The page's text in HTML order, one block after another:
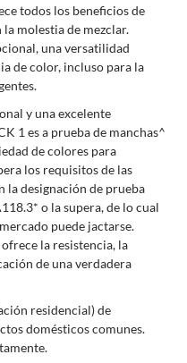
todos los beneficios de
la molestia de mezclar.
una versatilidad
de color, incluso para la
y una excelente
1 es a prueba de manchas^
de colores para
los requisitos de las
la designación de prueba
o la supera, de lo cual
puede jactarse.
la resistencia, la
de una verdadera
residencial) de
domésticos comunes.